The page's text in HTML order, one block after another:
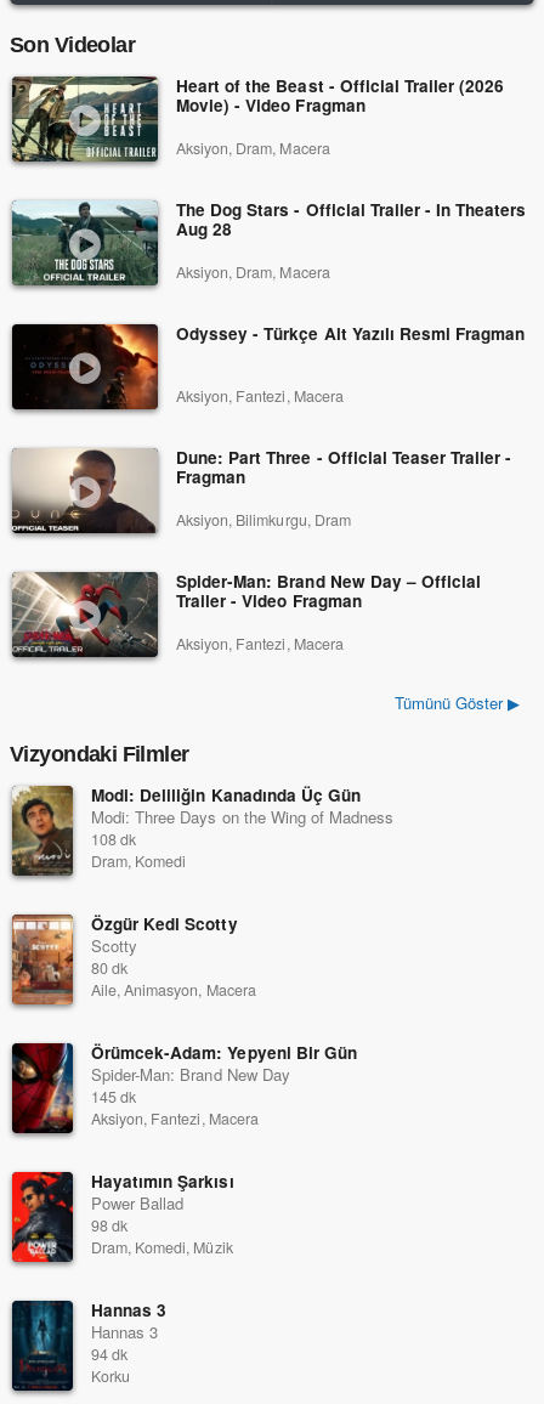
Son Videolar
Heart of the Beast - Official Trailer (2026
Movie) - Video Fragman
Aksiyon, Dram, Macera
The Dog Stars - Official Trailer - In Theaters
Aug 28
Aksiyon, Dram, Macera
Odyssey - Türkçe Alt Yazılı Resmi Fragman
Aksiyon, Fantezi, Macera
Dune: Part Three - Official Teaser Trailer -
Fragman
Aksiyon, Bilimkurgu, Dram
Spider-Man: Brand New Day – Official
Trailer - Video Fragman
Aksiyon, Fantezi, Macera
Tümünü Göster ▶
Vizyondaki Filmler
Modi: Deliliğin Kanadında Üç Gün
Modi: Three Days on the Wing of Madness
108 dk
Dram, Komedi
Özgür Kedi Scotty
Scotty
80 dk
Aile, Animasyon, Macera
Örümcek-Adam: Yepyeni Bir Gün
Spider-Man: Brand New Day
145 dk
Aksiyon, Fantezi, Macera
Hayatımın Şarkısı
Power Ballad
98 dk
Dram, Komedi, Müzik
Hannas 3
Hannas 3
94 dk
Korku